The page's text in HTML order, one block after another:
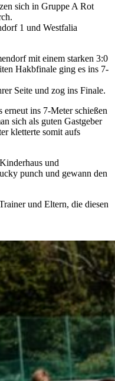
sich in Gruppe A Rot
1 und Westfalia
mit einem starken 3:0
Hakbfinale ging es ins 7-
Seite und zog ins Finale.
ins 7-Meter schießen
sich als guten Gastgeber
kletterte somit aufs
und
punch und gewann den
und Eltern, die diesen